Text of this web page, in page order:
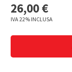
26,00€
IVA 22% INCLUSA